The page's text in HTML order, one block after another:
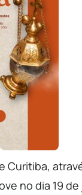
Curitiba,
no dia 19